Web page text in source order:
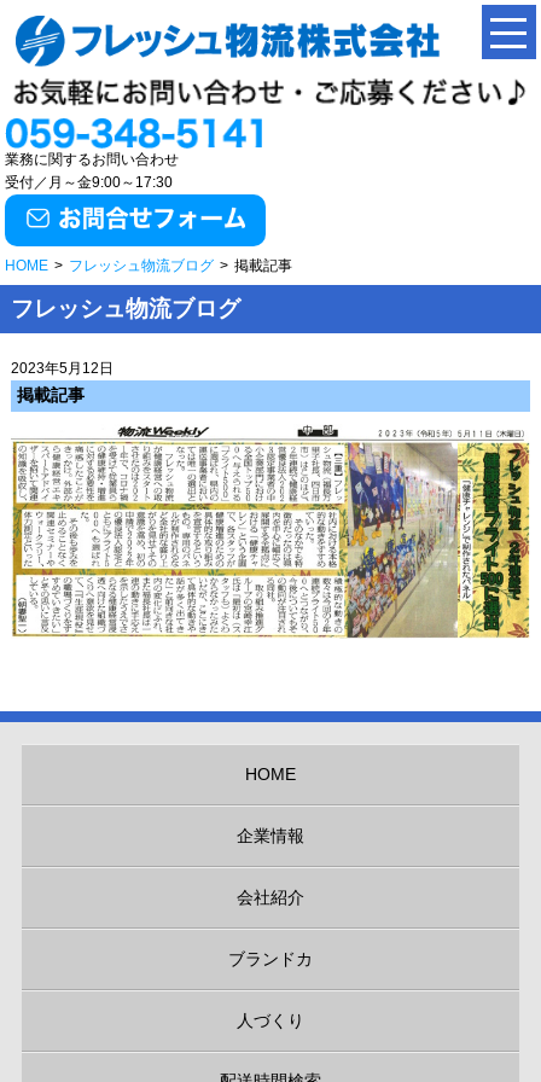
業務に関するお問い合わせ
受付／月～金9:00～17:30
HOME > フレッシュ物流ブログ > 掲載記事
フレッシュ物流ブログ
2023年5月12日
掲載記事
HOME
企業情報
会社紹介
ブランドカ
人づくり